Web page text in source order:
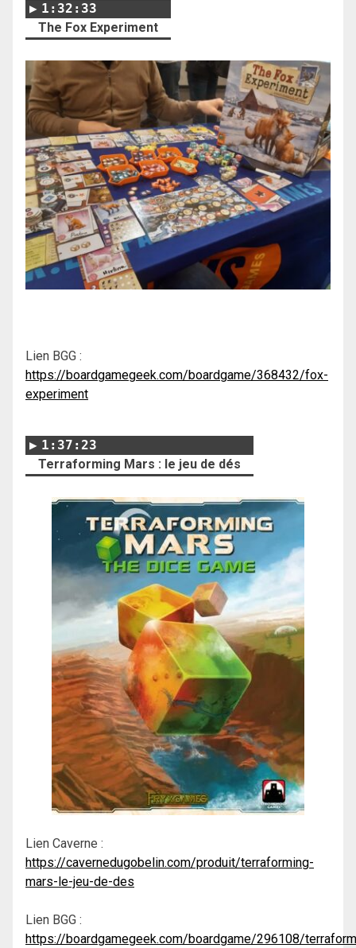
1:32:33
The Fox Experiment
Lien BGG :
https://boardgamegeek.com/boardgame/368432/fox-
experiment
1:37:23
Terraforming Mars : le jeu de dés
Lien Caverne :
https://cavernedugobelin.com/produit/terraforming-
mars-le-jeu-de-des
Lien BGG :
https://boardgamegeek.com/boardgame/296108/